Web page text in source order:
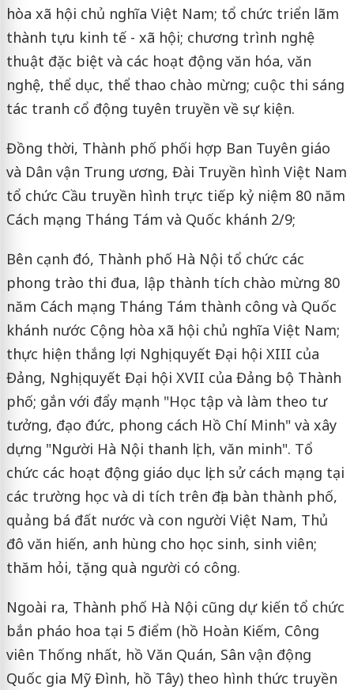
hòa xã hội chủ nghĩa Việt Nam; tổ chức triển lãm
thành tựu kinh tế - xã hội; chương trình nghệ
thuật đặc biệt và các hoạt động văn hóa, văn
nghệ, thể dục, thể thao chào mừng; cuộc thi sáng
tác tranh cổ động tuyên truyền về sự kiện.
Đồng thời, Thành phố phối hợp Ban Tuyên giáo
và Dân vận Trung ương, Đài Truyền hình Việt Nam
tổ chức Cầu truyền hình trực tiếp kỷ niệm 80 năm
Cách mạng Tháng Tám và Quốc khánh 2/9;
Bên cạnh đó, Thành phố Hà Nội tổ chức các
phong trào thi đua, lập thành tích chào mừng 80
năm Cách mạng Tháng Tám thành công và Quốc
khánh nước Cộng hòa xã hội chủ nghĩa Việt Nam;
thực hiện thắng lợi Nghị quyết Đại hội XIII của
Đảng, Nghị quyết Đại hội XVII của Đảng bộ Thành
phố; gắn với đẩy mạnh "Học tập và làm theo tư
tưởng, đạo đức, phong cách Hồ Chí Minh" và xây
dựng "Người Hà Nội thanh lịch, văn minh". Tổ
chức các hoạt động giáo dục lịch sử cách mạng tại
các trường học và di tích trên địa bàn thành phố,
quảng bá đất nước và con người Việt Nam, Thủ
đô văn hiến, anh hùng cho học sinh, sinh viên;
thăm hỏi, tặng quà người có công.
Ngoài ra, Thành phố Hà Nội cũng dự kiến tổ chức
bắn pháo hoa tại 5 điểm (hồ Hoàn Kiếm, Công
viên Thống nhất, hồ Văn Quán, Sân vận động
Quốc gia Mỹ Đình, hồ Tây) theo hình thức truyền